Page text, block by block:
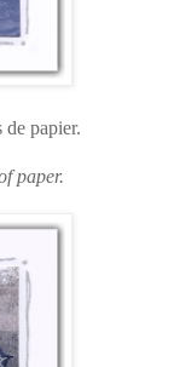
de papier.
paper.